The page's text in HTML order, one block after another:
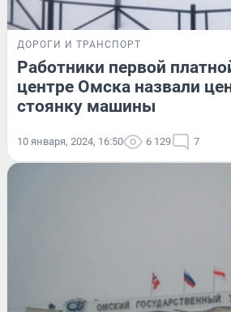
ДОРОГИ И ТРАНСПОРТ
Работники первой
центре Омска назвали
стоянку машины
10 января, 2024, 16:50 6 129 7